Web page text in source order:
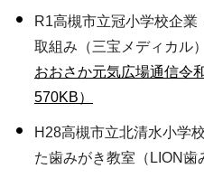
R1高槻市立冠小学校企業
取組み（三宝メディカル）
おおさか元気広場通信令
570KB）
H28高槻市立北清水小学校
た歯みがき教室（LION歯